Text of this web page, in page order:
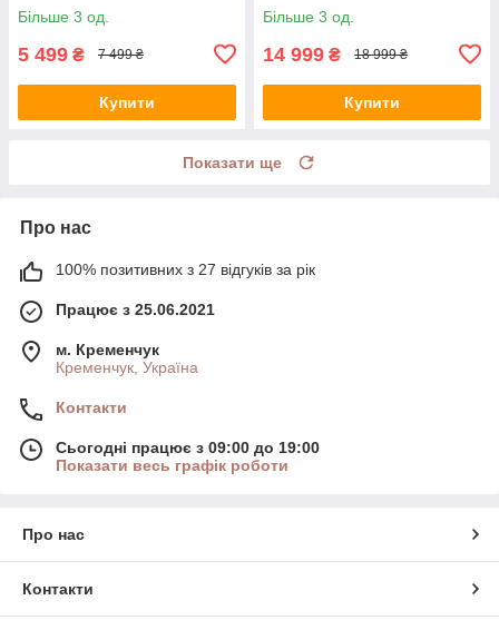
Більше 3 од.
5 499 ₴ 7 499 ₴
Купити
Більше 3 од.
14 999 ₴ 18 999 ₴
Купити
Показати ще
Про нас
100% позитивних з 27 відгуків за рік
Працює з 25.06.2021
м. Кременчук
Кременчук, Україна
Контакти
Сьогодні працює з 09:00 до 19:00
Показати весь графік роботи
Про нас
Контакти